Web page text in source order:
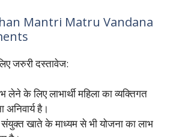
Mantri Matru Vandana
जरुरी दस्तावेज:
लेने के लिए लाभार्थी महिला का व्यक्तिगत
अनिवार्य है।
संयुक्त खाते के माध्यम से भी योजना का लाभ